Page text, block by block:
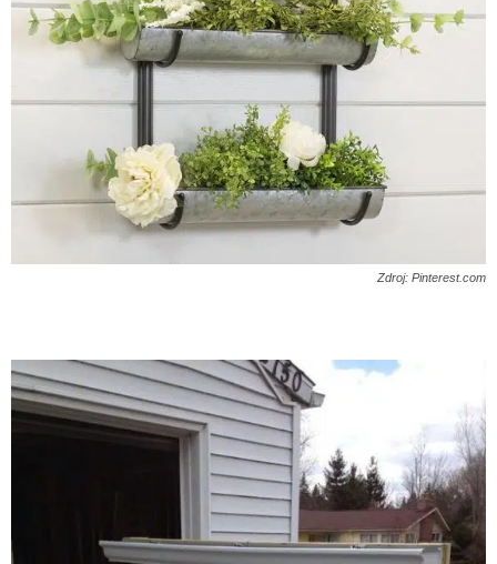
Zdroj: Pinterest.com